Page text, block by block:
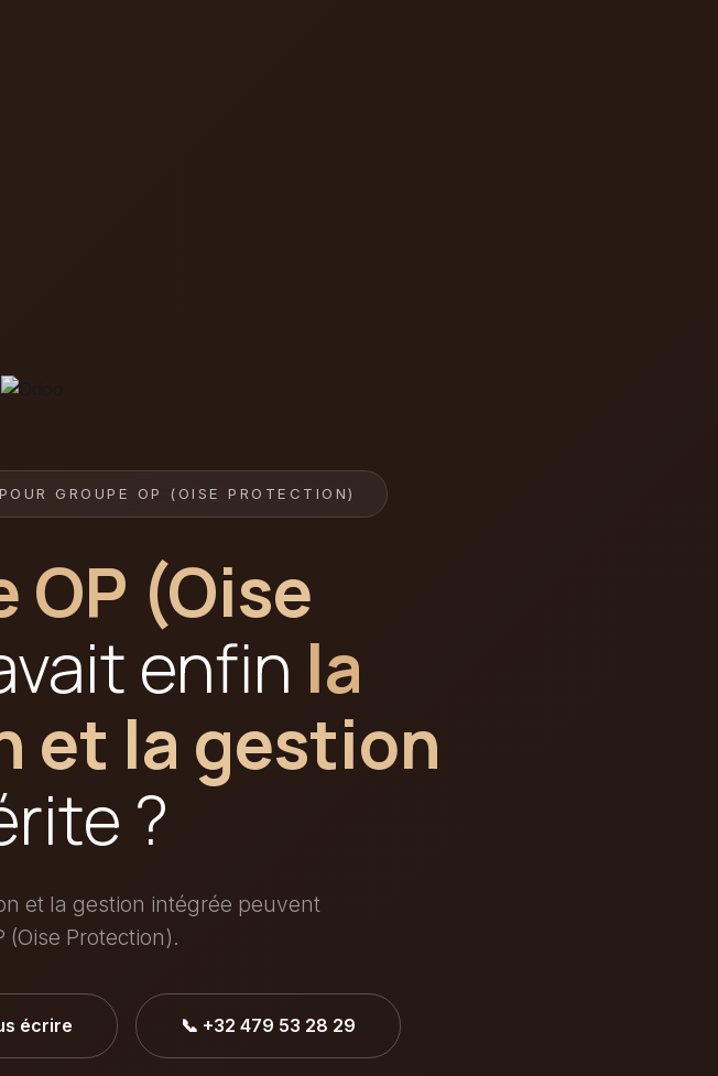
GROUPE OP (OISE PROTECTION)
OP (Oise
enfin la
et la gestion
?
et la gestion intégrée peuvent
(Oise Protection).
écrire 📞 +32 479 53 28 29